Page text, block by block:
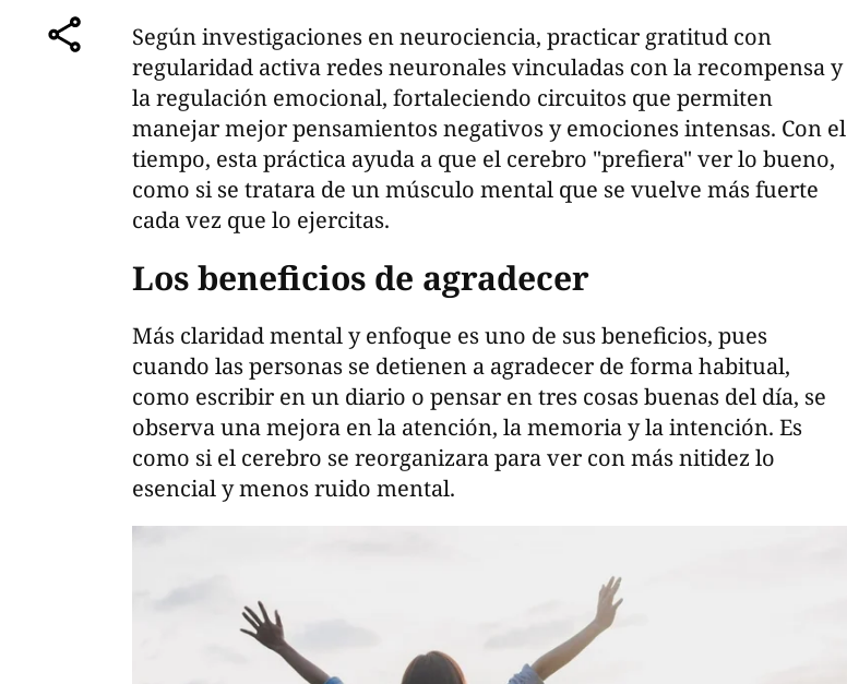
comparte
Según investigaciones en neurociencia, practicar gratitud con
regularidad activa redes neuronales vinculadas con la recompensa y
la regulación emocional, fortaleciendo circuitos que permiten
manejar mejor pensamientos negativos y emociones intensas. Con el
tiempo, esta práctica ayuda a que el cerebro "prefiera" ver lo bueno,
como si se tratara de un músculo mental que se vuelve más fuerte
cada vez que lo ejercitas.
Los beneficios de agradecer
Más claridad mental y enfoque es uno de sus beneficios, pues
cuando las personas se detienen a agradecer de forma habitual,
como escribir en un diario o pensar en tres cosas buenas del día, se
observa una mejora en la atención, la memoria y la intención. Es
como si el cerebro se reorganizara para ver con más nitidez lo
esencial y menos ruido mental.